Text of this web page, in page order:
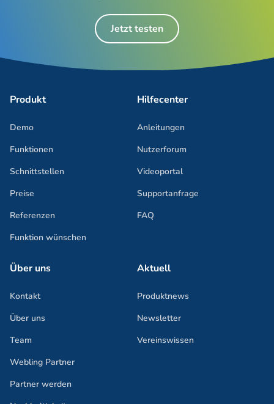
Jetzt testen
Produkt
Demo
Funktionen
Schnittstellen
Preise
Referenzen
Funktion wünschen
Hilfecenter
Anleitungen
Nutzerforum
Videoportal
Supportanfrage
FAQ
Über uns
Kontakt
Über uns
Team
Webling Partner
Partner werden
Aktuell
Produktnews
Newsletter
Vereinswissen